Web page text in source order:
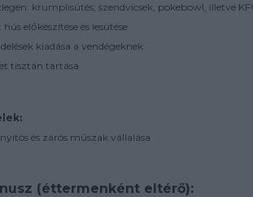
krumplisütés; szendvicsek, pokebowl, illetve
előkészítése és lesütése
kiadása a vendégeknek
tisztán tartása
és zárós műszak vállalása
(éttermenként eltérő):